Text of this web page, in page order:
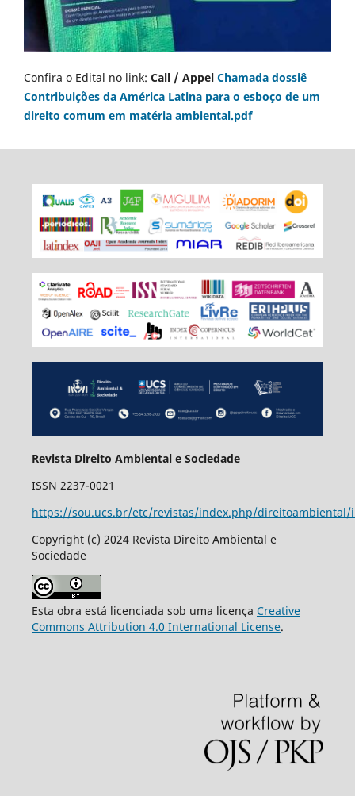
Confira o Edital no link: Call / Appel Chamada dossiê
Contribuições da América Latina para o esboço de um
direito comum em matéria ambiental.pdf
Revista Direito Ambiental e Sociedade
ISSN 2237-0021
https://sou.ucs.br/etc/revistas/index.php/direitoambiental/
Copyright (c) 2024 Revista Direito Ambiental e
Sociedade
Esta obra está licenciada sob uma licença Creative
Commons Attribution 4.0 International License.